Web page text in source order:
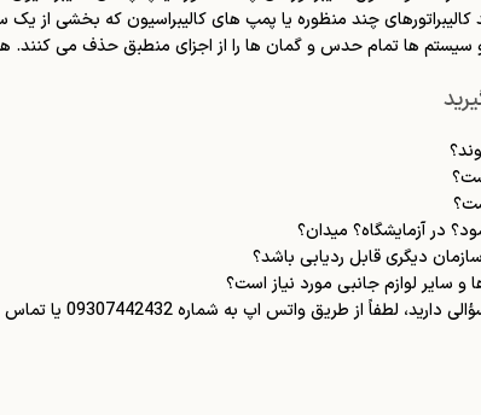
چند منظوره یا پمپ های کالیبراسیون که بخشی از
سیستم ها تمام حدس و گمان ها را از اجزای منطبق حذف می کنند. همه
در آزمایشگاه؟ میدان؟
و سایر لوازم جانبی مورد نیاز است؟
به شماره 09307442432 یا تماس با شماره 021-91035087، با یکی از مهندسان ما صحبت کنید.